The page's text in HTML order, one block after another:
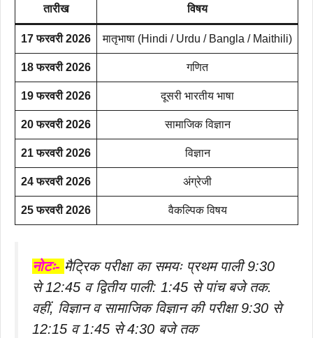
तारीख विषय
17 फरवरी 2026 मातृभाषा (Hindi / Urdu / Bangla / Maithili)
18 फरवरी 2026 गणित
19 फरवरी 2026 दूसरी भारतीय भाषा
20 फरवरी 2026 सामाजिक विज्ञान
21 फरवरी 2026 विज्ञान
24 फरवरी 2026 अंग्रेजी
25 फरवरी 2026 वैकल्पिक विषय
नोटः- मैट्रिक परीक्षा का समयः प्रथम पाली 9:30
से 12:45 व द्वितीय पाली: 1:45 से पांच बजे तक.
वहीं, विज्ञान व सामाजिक विज्ञान की परीक्षा 9:30 से
12:15 व 1:45 से 4:30 बजे तक